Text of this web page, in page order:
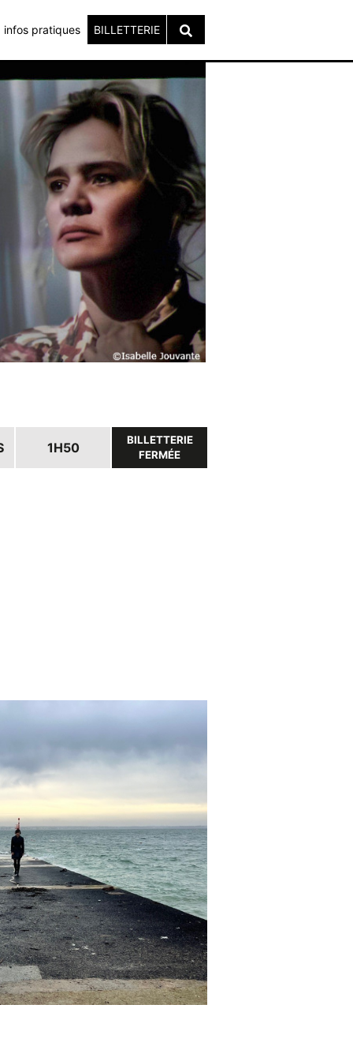
infos pratiques BILLETTERIE
1H50
BILLETTERIE
FERMÉE